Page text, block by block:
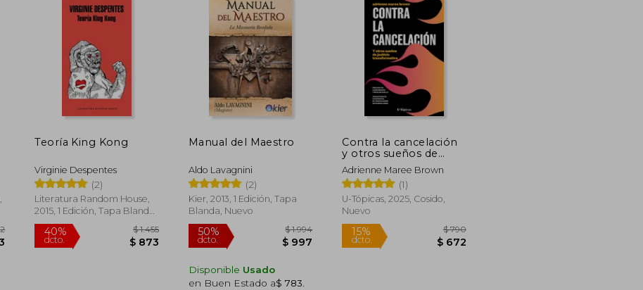
$ 892 dcto. $ 672
$ 1.986
$ 993
50%
dcto.
Teoría King Kong
Virginie Despentes
(2)
Literatura Random House,
2015, 1 Edición, Tapa Blanda,
Nuevo
Manual del Maestro
Aldo Lavagnini
(2)
Kier, 2013, 1 Edición, Tapa
Blanda, Nuevo
Disponible Usado
en Buen Estado a$ 783
Contra la cancelación
y otros sueños de
justicia transformativa
Adrienne Maree Brown
(1)
U-Tópicas, 2025, Cosido,
Nuevo